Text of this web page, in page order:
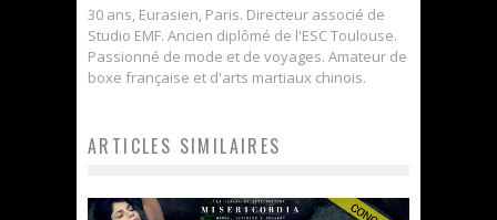
30 ans, Eurasien, Paris. Directeur associé de
Studio EMF. Ancien diplômé de l'ESC Toulouse.
Passionné de mode et de voyages. Amateur de
boxe française et d'arts martiaux chinois.
ARTICLES SIMILAIRES